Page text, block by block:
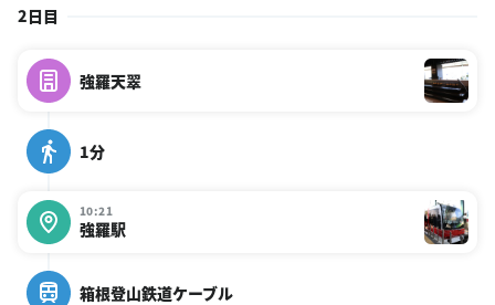
2日目
強羅天翠
1分
10:21
強羅駅
箱根登山鉄道ケーブル